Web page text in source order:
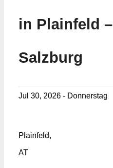
in Plainfeld –
Salzburg
Jul 30, 2026 - Donnerstag
Plainfeld,
AT